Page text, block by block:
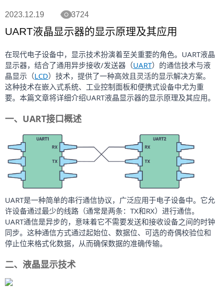
新闻中心
定制品
2023.12.19 3724
UART液晶显示器的显示原理及其应用
在现代电子设备中，显示技术扮演着至关重要的角色。UART液晶
显示器，结合了通用异步接收/发送器（UART）的通信技术与液
晶显示（LCD）技术，提供了一种高效且灵活的显示解决方案。
这种技术在嵌入式系统、工业控制面板和便携式设备中尤为重
要。本篇文章将详细介绍UART液晶显示器的显示原理及其应用。
一、UART接口概述
UART是一种简单的串行通信协议，广泛应用于电子设备中。它允
许设备通过最少的线路（通常是两条：TX和RX）进行通信。
UART通信是异步的，意味着它不需要发送和接收设备之间的时钟
同步。这种通信方式通过起始位、数据位、可选的奇偶校验位和
停止位来格式化数据，从而确保数据的准确传输。
二、液晶显示技术